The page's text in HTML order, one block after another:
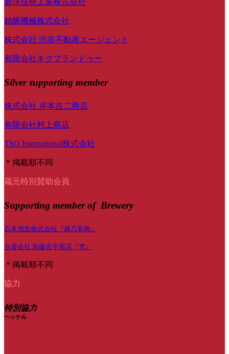
銘醸機械株式会社
株式会社 渋谷不動産エージェント
有限会社キクプランドゥー
Silver supporting member
株式会社 岸本吉二商店
有限会社村上商店
TSO International株式会社
＊掲載順不同
蔵元特別賛助会員
Supporting member of Brewery
石本酒造株式会社『越乃寒梅』
合資会社 加藤吉平商店『梵』
＊掲載順不同
協力
特別協力
ヘッケル